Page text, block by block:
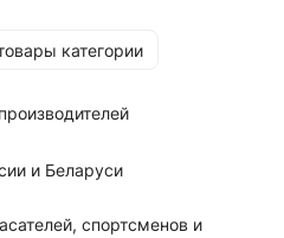
категории
и Беларуси
спортсменов и